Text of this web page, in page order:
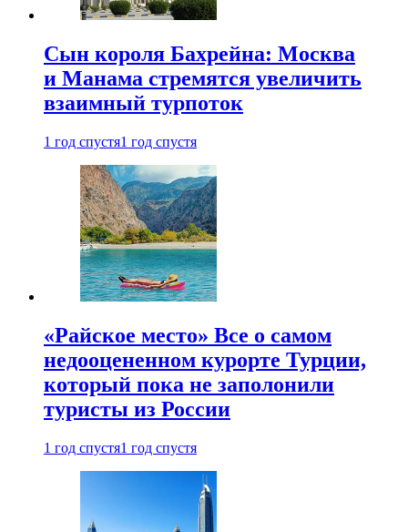
Сын короля Бахрейна: Москва
и Манама стремятся увеличить
взаимный турпоток
1 год спустя1 год спустя
«Райское место» Все о самом
недооцененном курорте Турции,
который пока не заполонили
туристы из России
1 год спустя1 год спустя